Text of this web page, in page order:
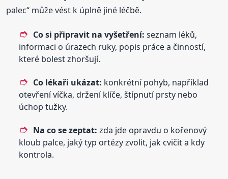
palec“ může vést k úplně jiné léčbě.
Co si připravit na vyšetření: seznam léků,
informaci o úrazech ruky, popis práce a činností,
které bolest zhoršují.
Co lékaři ukázat: konkrétní pohyb, například
otevření víčka, držení klíče, štípnutí prsty nebo
úchop tužky.
Na co se zeptat: zda jde opravdu o kořenový
kloub palce, jaký typ ortézy zvolit, jak cvičit a kdy
kontrola.